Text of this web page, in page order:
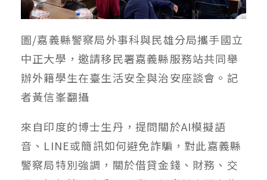
圖/嘉義縣警察局外事科與民雄分局攜手國立
中正大學，邀請移民署嘉義縣服務站共同舉
辦外籍學生在臺生活安全與治安座談會。記
者黃信峯翻攝
來自印度的博士生丹，提問關於AI模擬語
音、LINE或簡訊如何避免詐騙，對此嘉義縣
警察局特別強調，關於借貸金錢、財務、交